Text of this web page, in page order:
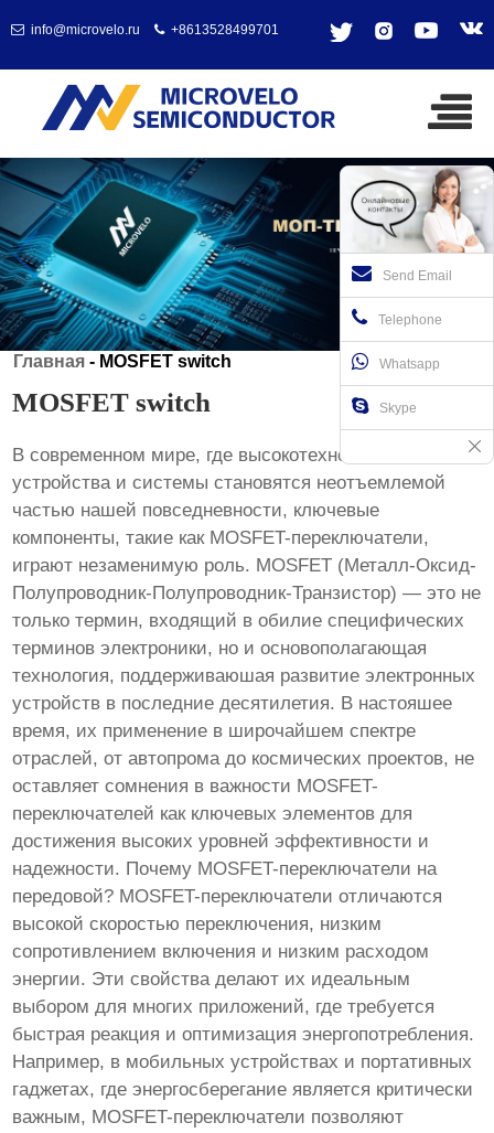
info@microvelo.ru +8613528499701
Главная - MOSFET switch
MOSFET switch
В современном мире, где высокотехнологичные
устройства и системы становятся неотъемлемой
частью нашей повседневности, ключевые
компоненты, такие как MOSFET-переключатели,
играют незаменимую роль. MOSFET (Металл-Оксид-
Полупроводник-Полупроводник-Транзистор) — это не
только термин, входящий в обилие специфических
терминов электроники, но и основополагающая
технология, поддерживаюшая развитие электронных
устройств в последние десятилетия. В настояшее
время, их применение в широчайшем спектре
отраслей, от автопрома до космических проектов, не
оставляет сомнения в важности MOSFET-
переключателей как ключевых элементов для
достижения высоких уровней эффективности и
надежности. Почему MOSFET-переключатели на
передовой? MOSFET-переключатели отличаются
высокой скоростью переключения, низким
сопротивлением включения и низким расходом
энергии. Эти свойства делают их идеальным
выбором для многих приложений, где требуется
быстрая реакция и оптимизация энергопотребления.
Например, в мобильных устройствах и портативных
гаджетах, где энергосберегание является критически
важным, MOSFET-переключатели позволяют
Send Email
Telephone
Whatsapp
Skype